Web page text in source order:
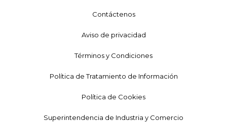
Contáctenos
Aviso de privacidad
Términos y Condiciones
Política de Tratamiento de Información
Política de Cookies
Superintendencia de Industria y Comercio